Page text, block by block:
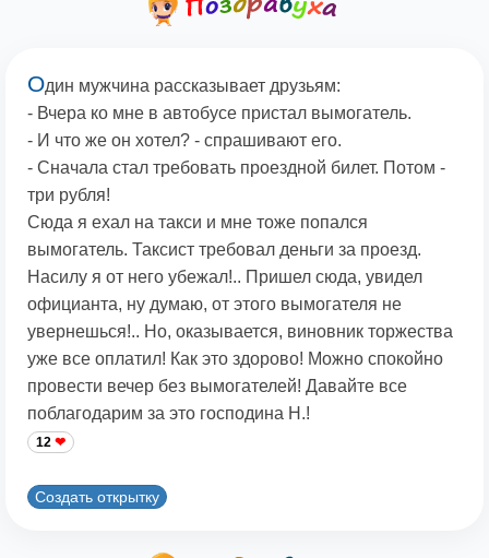
Один мужчина рассказывает друзьям:
- Вчера ко мне в автобусе пристал вымогатель.
- И что же он хотел? - спрашивают его.
- Сначала стал требовать проездной билет. Потом -
три рубля!
Сюда я ехал на такси и мне тоже попался
вымогатель. Таксист требовал деньги за проезд.
Насилу я от него убежал!.. Пришел сюда, увидел
официанта, ну думаю, от этого вымогателя не
увернешься!.. Но, оказывается, виновник торжества
уже все оплатил! Как это здорово! Можно спокойно
провести вечер без вымогателей! Давайте все
поблагодарим за это господина Н.!
12
Создать открытку